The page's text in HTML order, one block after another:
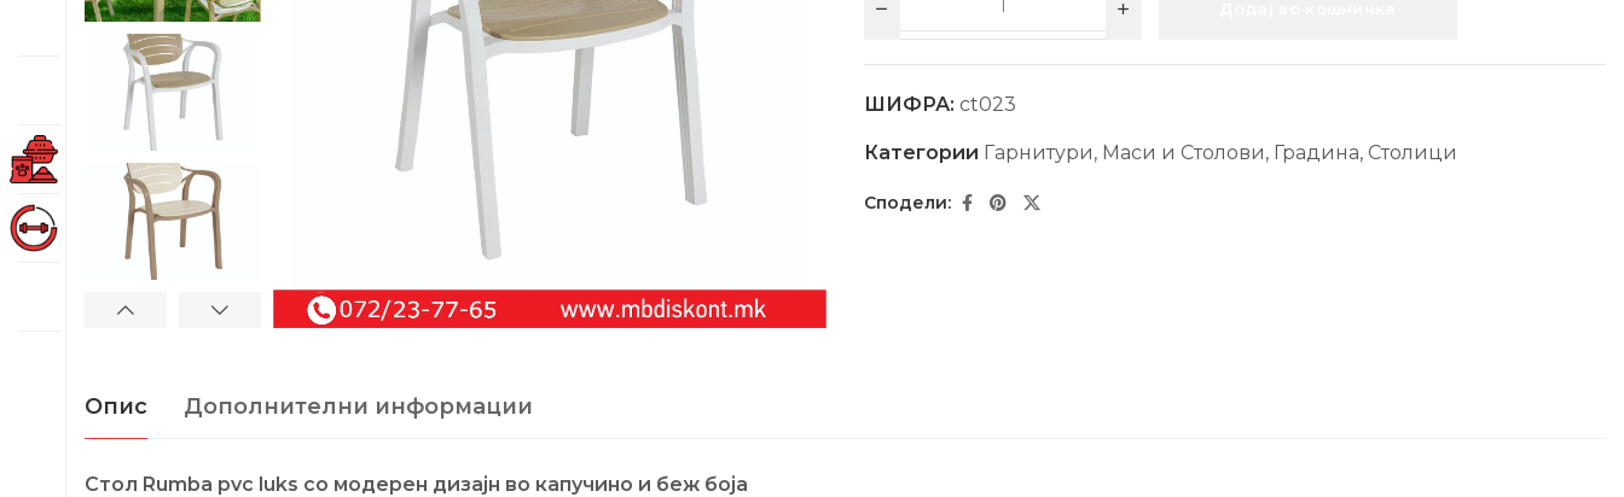
ШИФРА: ct023
Категории Гарнитури, Маси и Столови, Градина, Столици
Опис Дополнителни информации
Стол Rumba pvc luks со модерен дизајн во капучино и беж боја